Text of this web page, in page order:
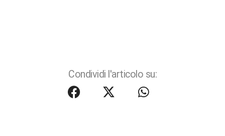
Condividi l'articolo su: